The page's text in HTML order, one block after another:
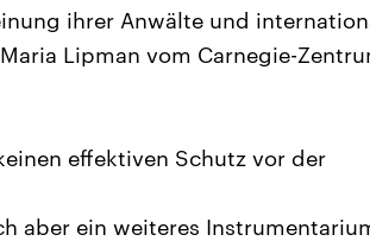
ihrer Anwälte und
Lipman vom Carnegie-
effektiven Schutz vor der
aber ein weiteres